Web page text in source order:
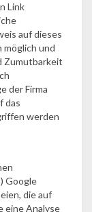
Link
auf dieses
und
Zumutbarkeit
der Firma
das
werden
Google
die auf
eine Analyse